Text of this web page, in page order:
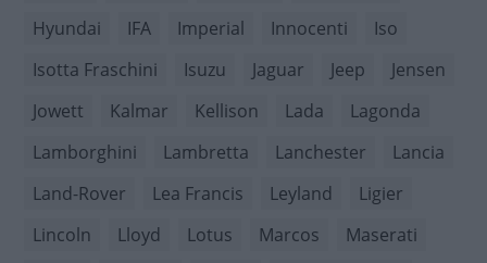
Hyundai
IFA Imperial Innocenti
Iso
Isotta Fraschini
Isuzu Jaguar Jeep
Jensen
Jowett
Kalmar Kellison Lada
Lagonda
Lamborghini
Lambretta Lanchester
Lancia
Land-Rover
Lea Francis Leyland
Ligier
Lincoln
Lloyd Lotus Marcos
Maserati